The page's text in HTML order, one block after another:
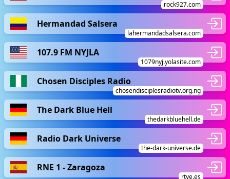
rock927.com
Hermandad Salsera
lahermandadsalsera.com
107.9 FM NYJLA
1079nyj.yolasite.com
Chosen Disciples Radio
chosendisciplesradiotv.org.ng
The Dark Blue Hell
thedarkbluehell.de
Radio Dark Universe
the-dark-universe.de
RNE 1 - Zaragoza
rtve.es